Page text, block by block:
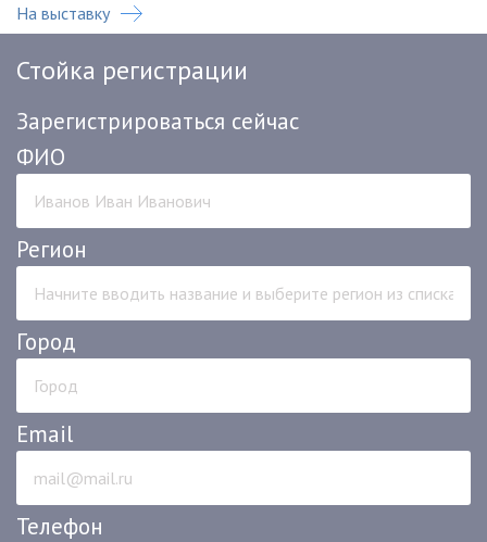
На выставку
Стойка регистрации
Зарегистрироваться сейчас
ФИО
Регион
Город
Email
Телефон